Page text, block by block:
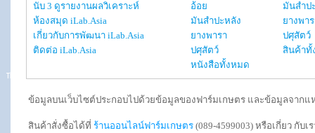
นับ 3 ดูรายงานผลวิเคราะห์
ห้องสมุด iLab.Asia
เกี่ยวกับการพัฒนา iLab.Asia
ติดต่อ iLab.Asia
อ้อย
มันสำปะหลัง
ยางพารา
ปศุสัตว์
หนังสือทั้งหมด
มันสำป
ยางพา
ปศุสัตว์
สินค้าทั้
ข้อมูลบนเว็บไซต์ประกอบไปด้วยข้อมูลของฟาร์มเกษตร และข้อมูลจาก
สินค้าสั่งซื้อได้ที่ ร้านออนไลน์ฟาร์มเกษตร (089-4599003) หรือเกี่ยว กับเ